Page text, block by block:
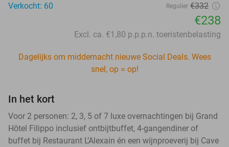
Verkocht: 60
Regulier €332
€238
Excl. ca. €1,80 p.p.p.n. toeristenbelasting
Dagelijks om middernacht nieuwe Social Deals. Wees
snel, op = op!
In het kort
Voor 2 personen: 2, 3, 5 of 7 luxe overnachtingen bij Grand
Hôtel Filippo inclusief ontbijtbuffet, 4-gangendiner of
buffet bij Restaurant L’Alexain én een wijnproeverij bij Cave